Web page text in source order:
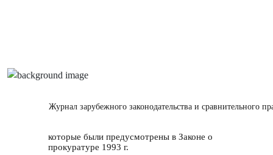
Журнал зарубежного законодательства и сравнительного
которые были предусмотрены в Законе о
прокуратуре 1993 г.